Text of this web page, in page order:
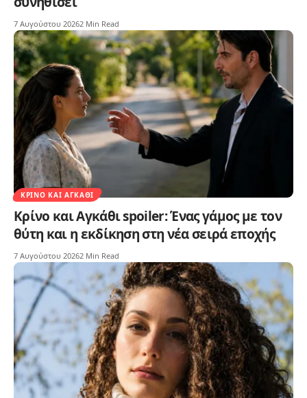
7 Αυγούστου 20262 Min Read
ΚΡΊΝΟ ΚΑΙ ΑΓΚΆΘΙ
Κρίνο και Αγκάθι spoiler: Ένας γάμος με τον
θύτη και η εκδίκηση στη νέα σειρά εποχής
7 Αυγούστου 20262 Min Read